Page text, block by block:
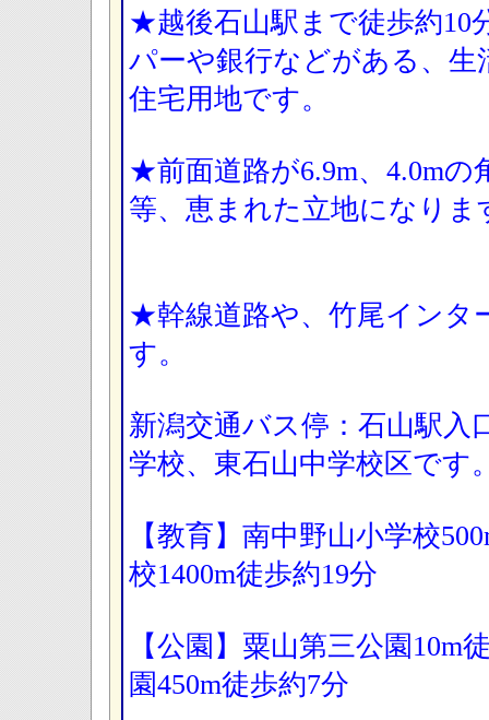
★越後石山駅まで徒歩約10
パーや銀行などがある、
住宅用地です。
★前面道路が6.9m、4.0mの
等、恵まれた立地になりま
★幹線道路や、竹尾インタ
す。
新潟交通バス停：石山駅
学校、東石山中学校区です
【教育】南中野山小学校
校1400m徒歩約19分
【公園】粟山第三公園
園450m徒歩約7分